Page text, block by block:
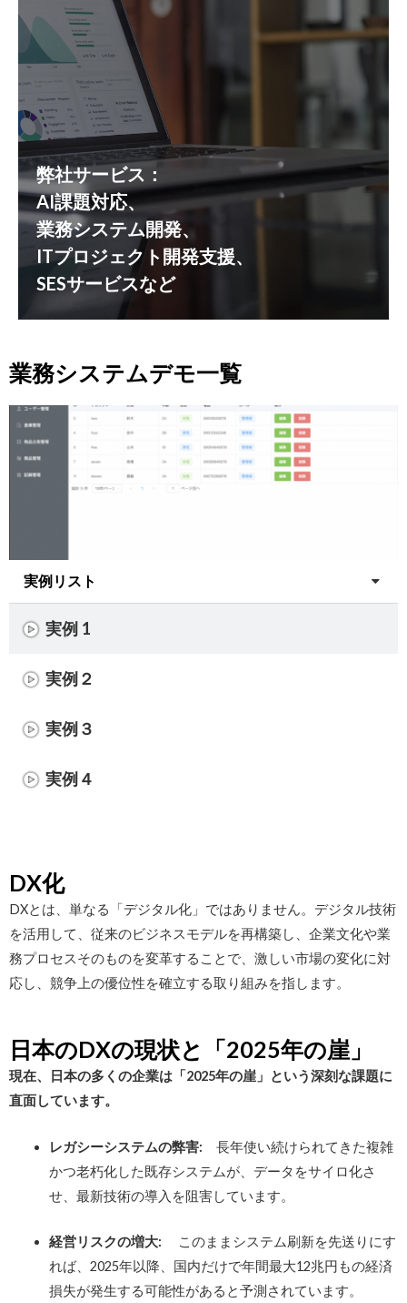
弊社サービス：
AI課題対応、
業務システム開発、
ITプロジェクト開発支援、
SESサービスなど
業務システムデモ一覧
実例リスト
実例 1
実例２
実例３
実例４
DX化
DXとは、単なる「デジタル化」ではありません。デジタル技術
を活用して、従来のビジネスモデルを再構築し、企業文化や業
務プロセスそのものを変革することで、激しい市場の変化に対
応し、競争上の優位性を確立する取り組みを指します。
日本のDXの現状と「2025年の崖」
現在、日本の多くの企業は「2025年の崖」という深刻な課題に
直面しています。
レガシーシステムの弊害: 長年使い続けられてきた複雑
かつ老朽化した既存システムが、データをサイロ化さ
せ、最新技術の導入を阻害しています。
経営リスクの増大: このままシステム刷新を先送りにす
れば、2025年以降、国内だけで年間最大12兆円もの経済
損失が発生する可能性があると予測されています。